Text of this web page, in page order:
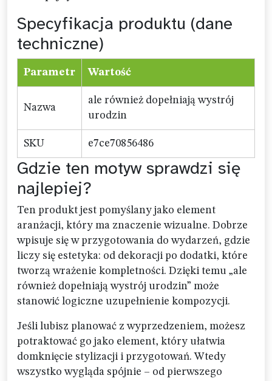
Specyfikacja produktu (dane
techniczne)
Parametr Wartość
Nazwa
ale również dopełniają wystrój
urodzin
SKU e7ce70856486
Gdzie ten motyw sprawdzi się
najlepiej?
Ten produkt jest pomyślany jako element
aranżacji, który ma znaczenie wizualne. Dobrze
wpisuje się w przygotowania do wydarzeń, gdzie
liczy się estetyka: od dekoracji po dodatki, które
tworzą wrażenie kompletności. Dzięki temu „ale
również dopełniają wystrój urodzin” może
stanowić logiczne uzupełnienie kompozycji.
Jeśli lubisz planować z wyprzedzeniem, możesz
potraktować go jako element, który ułatwia
domknięcie stylizacji i przygotowań. Wtedy
wszystko wygląda spójnie – od pierwszego